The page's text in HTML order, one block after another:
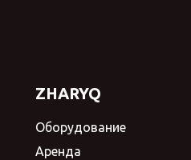
ZHARYQ
Оборудование
Аренда